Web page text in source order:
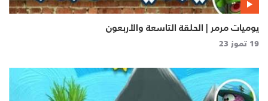
يوميات مرمر | الحلقة التاسعة والأربعون
19 تموز 23